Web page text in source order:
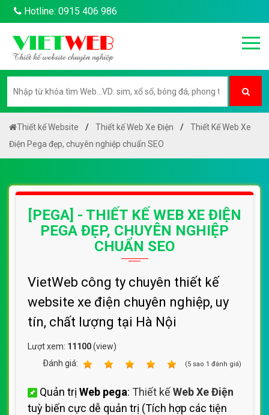
Hotline: 0915 406 986
Thiết kế Website Thiết kế Web Xe Điện
Thiết Kế Web Xe
Điện Pega đẹp, chuyên nghiệp chuẩn SEO
[PEGA] - THIẾT KẾ WEB XE ĐIỆN
PEGA ĐẸP, CHUYÊN NGHIỆP
CHUẨN SEO
VietWeb công ty chuyên thiết kế
website xe điện chuyên nghiệp, uy
tín, chất lượng tại Hà Nội
Lượt xem: 11100(view)
Ðánh giá:
(5 sao 1 đánh giá)
Quản trị Web pega: Thiết kếWeb Xe Điện
tuỳ biến cực dễ quản trị (Tích hợp các tiện